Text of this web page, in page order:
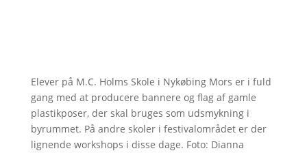
Elever på M.C. Holms Skole i Nykøbing Mors er i fuld
gang med at producere bannere og flag af gamle
plastikposer, der skal bruges som udsmykning i
byrummet. På andre skoler i festivalområdet er der
lignende workshops i disse dage. Foto: Dianna